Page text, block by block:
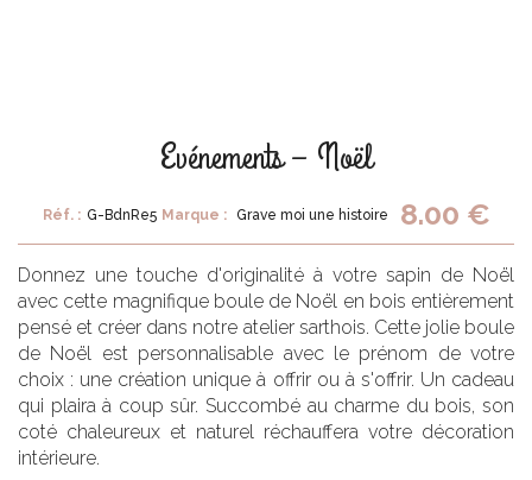
Evénements – Noël
Réf. : G-BdnRe5 Marque : Grave moi une histoire 8.00 €
Donnez une touche d'originalité à votre sapin de Noël
avec cette magnifique boule de Noël en bois entièrement
pensé et créer dans notre atelier sarthois. Cette jolie boule
de Noël est personnalisable avec le prénom de votre
choix : une création unique à offrir ou à s'offrir. Un cadeau
qui plaira à coup sûr. Succombé au charme du bois, son
coté chaleureux et naturel réchauffera votre décoration
intérieure.